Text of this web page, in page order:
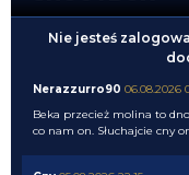
Nie jesteś
Nerazzurro90 06.08.2026
Beka przecież molina to
co nam on. Słuchajcie cny